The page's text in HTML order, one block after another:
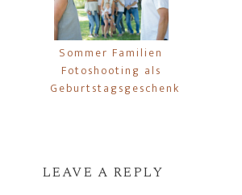
Sommer Familien
Fotoshooting als
Geburtstagsgeschenk
LEAVE A REPLY